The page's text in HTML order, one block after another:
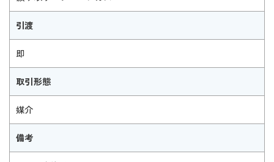
引渡
即
取引形態
媒介
備考